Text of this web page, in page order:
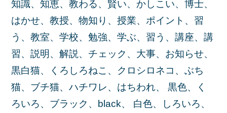
知識、知恵、教わる、賢い、かしこい、博士、
はかせ、教授、物知り、授業、ポイント、習
う、教室、学校、勉強、学ぶ、習う、講座、講
習、説明、解説、チェック、大事、お知らせ、
黒白猫、くろしろねこ、クロシロネコ、ぶち
猫、ブチ猫、ハチワレ、はちわれ、 黒色、く
ろいろ、ブラック、black、 白色、しろいろ、